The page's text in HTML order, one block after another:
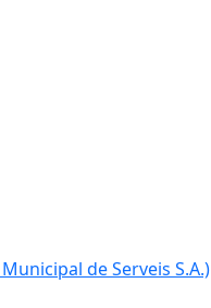
de Serveis S.A.)